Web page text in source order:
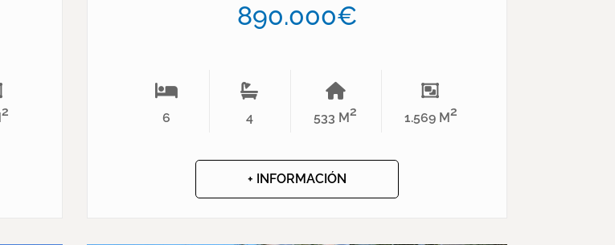
2
890.000€
6 4 533 M2 1.569 M2
+ INFORMACIÓN